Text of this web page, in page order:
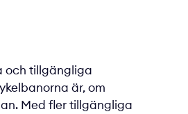
och tillgängliga
är, om
Med fler tillgängliga